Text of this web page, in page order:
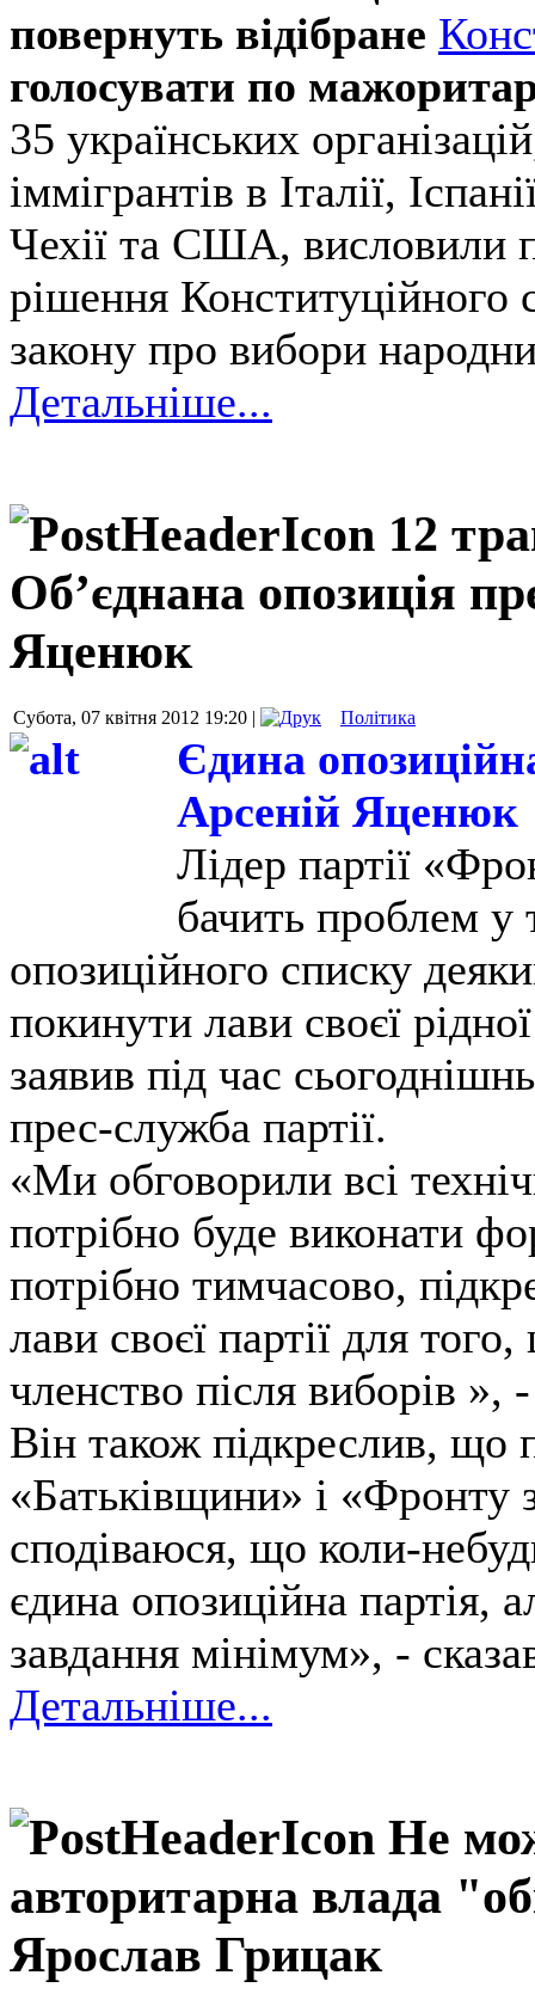
повернуть відібране
голосувати по
35 українських
іммігрантів в Італії,
Чехії та США, висловили
рішення
закону про вибори
Детальніше...
12
Об’єднана опозиція
Яценюк
Субота, 07 квітня 2012 19:20 | Політика
Єдина
Арсеній Яценюк
Лідер партії
бачить проблем у
опозиційного списку
покинути лави своєї
заявив під час
прес-служба партії.
«Ми обговорили всі
потрібно буде виконати
потрібно тимчасово,
лави своєї партії для
членство після виборів »,
Він також підкреслив, що
«Батьківщини» і «Фронту
сподіваюся, що коли-
єдина опозиційна партія,
завдання мінімум», -
Детальніше...
Не
авторитарна влада
Ярослав Грицак